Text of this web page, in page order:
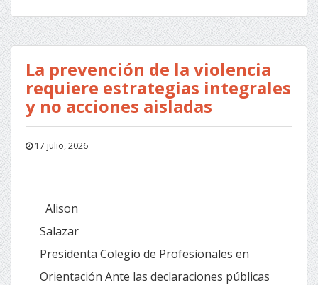
La prevención de la violencia
requiere estrategias integrales
y no acciones aisladas
17 julio, 2026
Alison
Presidenta Colegio de Profesionales en
Orientación Ante las declaraciones públicas